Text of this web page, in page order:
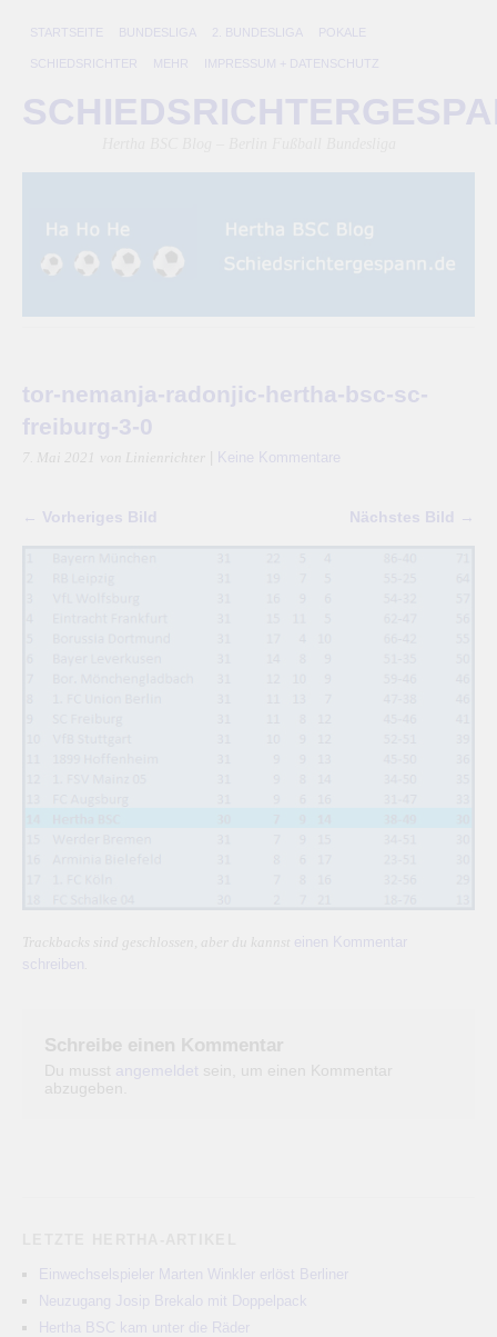
STARTSEITE BUNDESLIGA 2. BUNDESLIGA POKALE
SCHIEDSRICHTER MEHR IMPRESSUM + DATENSCHUTZ
tor-nemanja-radonjic-hertha-bsc-sc-
freiburg-3-0
7. Mai 2021 von Linienrichter Keine Kommentare
← Vorheriges Bild Nächstes Bild →
Trackbacks sind geschlossen, aber du kannst einen Kommentar
schreiben
Schreibe einen Kommentar
Du musst angemeldet sein, um einen Kommentar
abzugeben.
Einwechselspieler Marten Winkler erlöst Berliner
Neuzugang Josip Brekalo mit Doppelpack
Hertha BSC kam unter die Räder